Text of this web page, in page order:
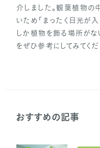
介しました。観葉植物の
いため「まったく日光が
しか植物を飾る場所がな
をぜひ参考にしてみてくだ
おすすめの記事